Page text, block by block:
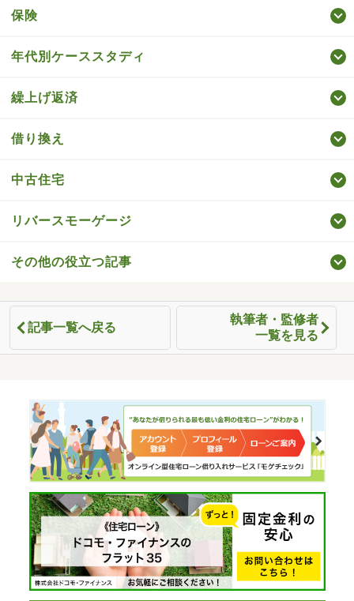
保険
年代別ケーススタディ
繰上げ返済
借り換え
中古住宅
リバースモーゲージ
その他の役立つ記事
記事一覧へ戻る
執筆者・監修者
一覧を見る